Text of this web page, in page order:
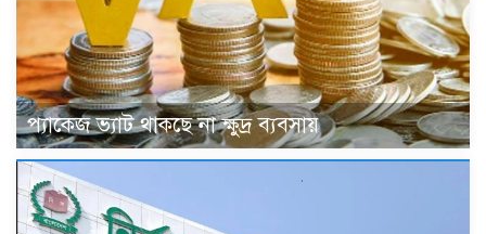
প্যাকেজ ভ্যাট থাকছে না ক্ষুদ্র ব্যবসায়